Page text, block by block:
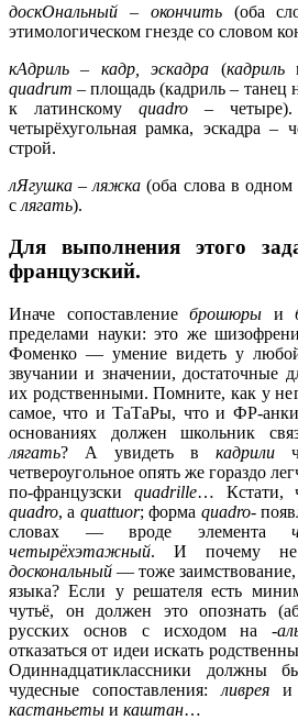
доскОнальный – окончить(оба
этимологическом гнезде со словом
кАдриль – кадр, эскадра (кадриль
quadrum – площадь (кадриль – танец
к латинскому quadro – четыре).
четырёхугольная рамка, эскадра –
строй.
лЯгушка – ляжка (оба слова в одном
с лягать).
Для выполнения этого
французский.
Иначе сопоставлениеброшюры и
пределами науки: это же
Фоменко — умение видеть у
звучании и значении, достаточные
их родственными. Помните, как у
самое, что и ТаТаРы, что и ФР-
основаниях должен школьник
лягать? А увидеть в кадрили
четвероугольное опять же гораздо
по-французски quadrille… Кстати,
quadro, а quattuor; форма quadro-
словах — вроде элемента
четырёхэтажный. И почему не
доскональный — тоже заимствование,
языка? Если у решателя есть
чутьё, он должен это опознать
русских основ с исходом на -
отказаться от идеи искать
Одиннадцатиклассники должны
чудесные сопоставления: ливрея
кастаньеты и каштан…